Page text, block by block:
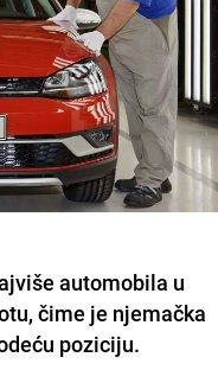
automobila u
čime je njemačka
poziciju.